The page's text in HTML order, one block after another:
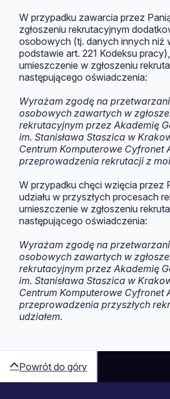
W przypadku zawarcia przez
zgłoszeniu rekrutacyjnym
osobowych (tj. danych innych niż
podstawie art. 221 Kodeksu
umieszczenie w zgłoszeniu
następującego oświadczenia:
Wyrażam zgodę na
osobowych zawartych w
rekrutacyjnym przez Akademię
im. Stanisława Staszica w
Centrum Komputerowe Cyfronet
przeprowadzenia rekrutacji z
W przypadku chęci wzięcia przez
udziału w przyszłych procesach
umieszczenie w zgłoszeniu
następującego oświadczenia:
Wyrażam zgodę na
osobowych zawartych w
rekrutacyjnym przez Akademię
im. Stanisława Staszica w
Centrum Komputerowe Cyfronet
przeprowadzenia przyszłych
udziałem.
Powrót do góry